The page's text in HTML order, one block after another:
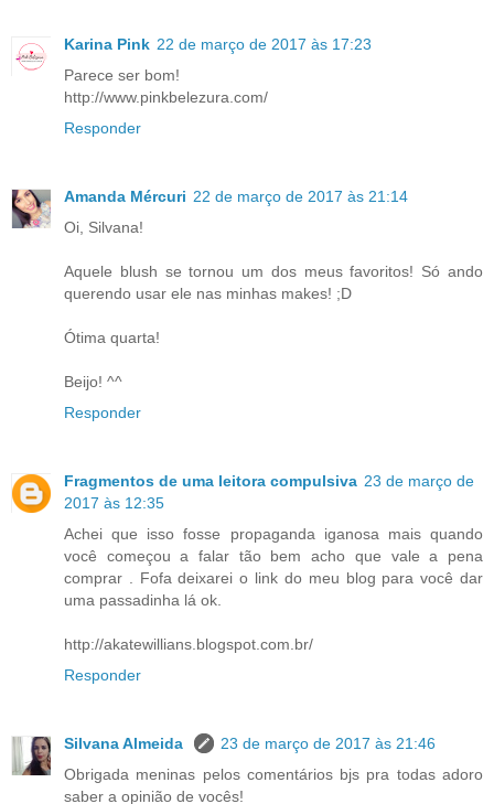
Karina Pink 22 de março de 2017 às 17:23
Parece ser bom!
http://www.pinkbelezura.com/
Responder
Amanda Mércuri 22 de março de 2017 às 21:14
Oi, Silvana!
Aquele blush se tornou um dos meus favoritos! Só ando
querendo usar ele nas minhas makes! ;D
Ótima quarta!
Beijo! ^^
Responder
Fragmentos de uma leitora compulsiva 23 de março de
2017 às 12:35
Achei que isso fosse propaganda iganosa mais quando
você começou a falar tão bem acho que vale a pena
comprar . Fofa deixarei o link do meu blog para você dar
uma passadinha lá ok.
http://akatewillians.blogspot.com.br/
Responder
Silvana Almeida
23 de março de 2017 às 21:46
Obrigada meninas pelos comentários bjs pra todas adoro
saber a opinião de vocês!